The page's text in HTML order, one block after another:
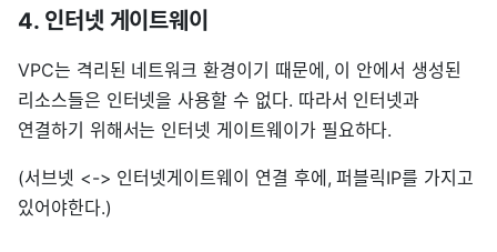
4. 인터넷 게이트웨이
VPC는 격리된 네트워크 환경이기 때문에, 이 안에서 생성된
리소스들은 인터넷을 사용할 수 없다. 따라서 인터넷과
연결하기 위해서는 인터넷 게이트웨이가 필요하다.
(서브넷 <-> 인터넷게이트웨이 연결 후에, 퍼블릭IP를 가지고
있어야한다.)